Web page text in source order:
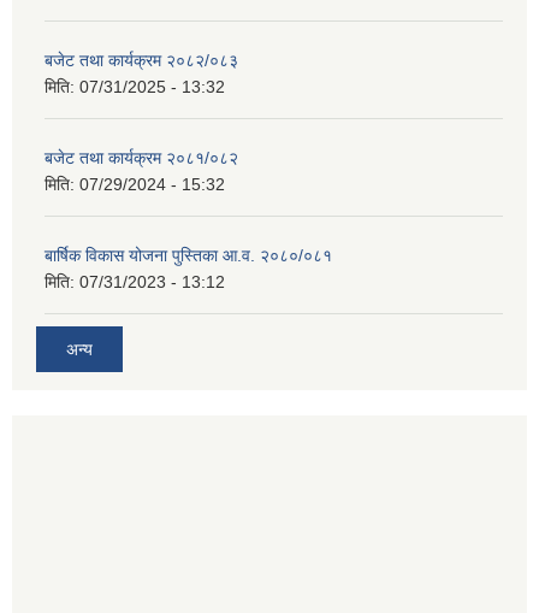
बजेट तथा कार्यक्रम २०८२/०८३
मिति: 07/31/2025 - 13:32
बजेट तथा कार्यक्रम २०८१/०८२
मिति: 07/29/2024 - 15:32
बार्षिक विकास योजना पुस्तिका आ.व. २०८०/०८१
मिति: 07/31/2023 - 13:12
अन्य